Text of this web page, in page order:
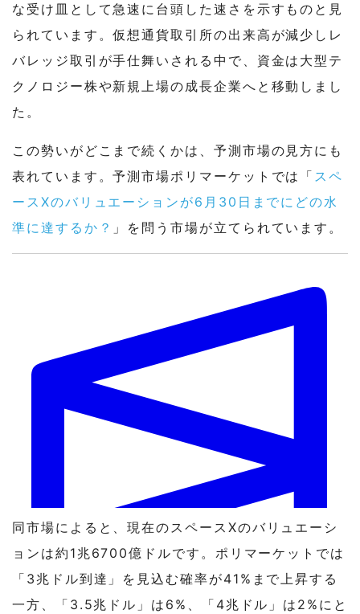
な受け皿として急速に台頭した速さを示すものと見
られています。仮想通貨取引所の出来高が減少しレ
バレッジ取引が手仕舞いされる中で、資金は大型テ
クノロジー株や新規上場の成長企業へと移動しまし
た。
この勢いがどこまで続くかは、予測市場の見方にも
表れています。予測市場ポリマーケットでは「 スペ
ースXのバリュエーションが6月30日までにどの水
準に達するか？ 」を問う市場が立てられています。
Will SpaceX’s valuation hit (HIGH) $3.0T by June 30?
Yes 41% · No 59%
View full market & trade on Polymarket
同市場によると、現在のスペースXのバリュエーシ
ョンは約1兆6700億ドルです。ポリマーケットでは
「3兆ドル到達」を見込む確率が41%まで上昇する
一方、「3.5兆ドル」は6%、「4兆ドル」は2%にと